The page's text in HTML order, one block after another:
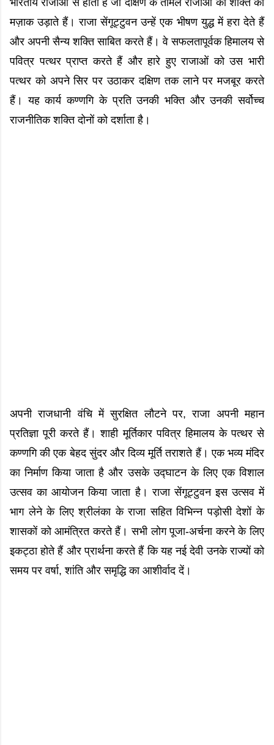
भारतीय राजाओं से होता है जो दक्षिण के तमिल राजाओं की शक्ति का
मज़ाक उड़ाते हैं। राजा सेंगूट्टुवन उन्हें एक भीषण युद्ध में हरा देते हैं
और अपनी सैन्य शक्ति साबित करते हैं। वे सफलतापूर्वक हिमालय से
पवित्र पत्थर प्राप्त करते हैं और हारे हुए राजाओं को उस भारी
पत्थर को अपने सिर पर उठाकर दक्षिण तक लाने पर मजबूर करते
हैं। यह कार्य कण्णगि के प्रति उनकी भक्ति और उनकी सर्वोच्च
राजनीतिक शक्ति दोनों को दर्शाता है।
अपनी राजधानी वंचि में सुरक्षित लौटने पर, राजा अपनी महान
प्रतिज्ञा पूरी करते हैं। शाही मूर्तिकार पवित्र हिमालय के पत्थर से
कण्णगि की एक बेहद सुंदर और दिव्य मूर्ति तराशते हैं। एक भव्य मंदिर
का निर्माण किया जाता है और उसके उद्घाटन के लिए एक विशाल
उत्सव का आयोजन किया जाता है। राजा सेंगूट्टुवन इस उत्सव में
भाग लेने के लिए श्रीलंका के राजा सहित विभिन्न पड़ोसी देशों के
शासकों को आमंत्रित करते हैं। सभी लोग पूजा-अर्चना करने के लिए
इकट्ठा होते हैं और प्रार्थना करते हैं कि यह नई देवी उनके राज्यों को
समय पर वर्षा, शांति और समृद्धि का आशीर्वाद दें।